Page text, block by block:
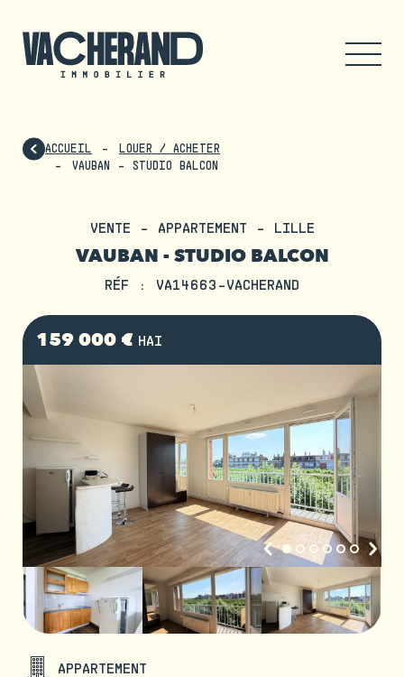
ACCUEIL
LOUER / ACHETER
VAUBAN - STUDIO BALCON
VENTE - APPARTEMENT - LILLE
VAUBAN - STUDIO BALCON
RÉF : VA14663-VACHERAND
159 000 € HAI
APPARTEMENT